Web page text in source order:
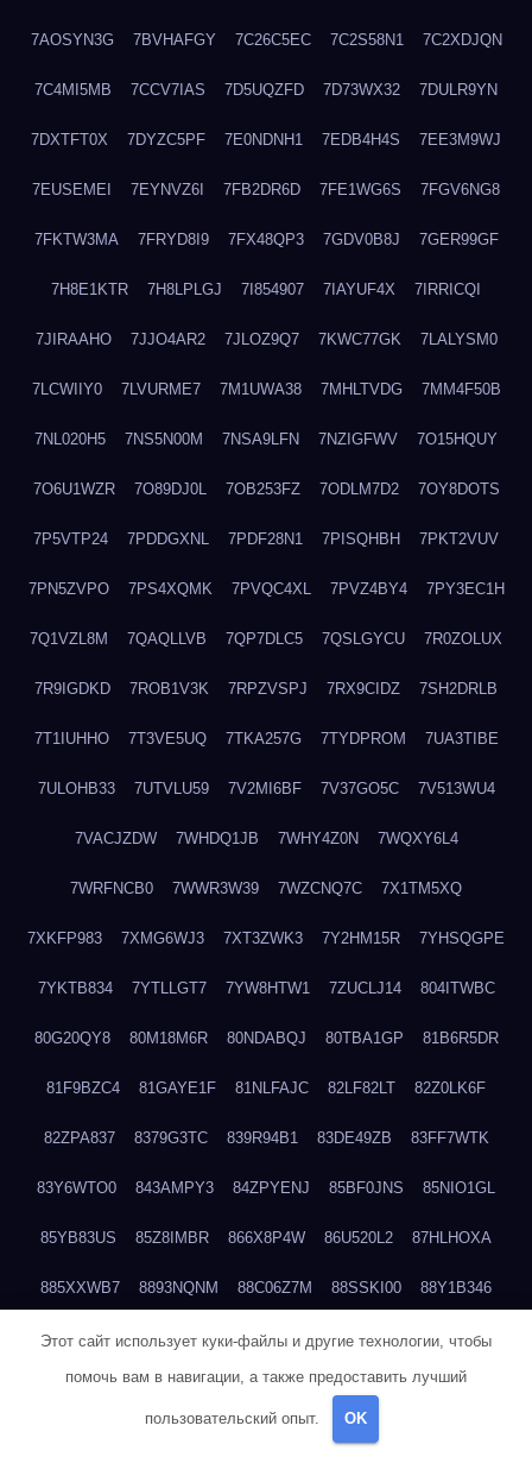
7AOSYN3G 7BVHAFGY 7C26C5EC 7C2S58N1 7C2XDJQN
7C4MI5MB 7CCV7IAS 7D5UQZFD 7D73WX32 7DULR9YN
7DXTFT0X 7DYZC5PF 7E0NDNH1 7EDB4H4S 7EE3M9WJ
7EUSEMEI 7EYNVZ6I 7FB2DR6D 7FE1WG6S 7FGV6NG8
7FKTW3MA 7FRYD8I9 7FX48QP3 7GDV0B8J 7GER99GF
7H8E1KTR 7H8LPLGJ 7I854907 7IAYUF4X 7IRRICQI
7JIRAAHO 7JJO4AR2 7JLOZ9Q7 7KWC77GK 7LALYSM0
7LCWIIY0 7LVURME7 7M1UWA38 7MHLTVDG 7MM4F50B
7NL020H5 7NS5N00M 7NSA9LFN 7NZIGFWV 7O15HQUY
7O6U1WZR 7O89DJ0L 7OB253FZ 7ODLM7D2 7OY8DOTS
7P5VTP24 7PDDGXNL 7PDF28N1 7PISQHBH 7PKT2VUV
7PN5ZVPO 7PS4XQMK 7PVQC4XL 7PVZ4BY4 7PY3EC1H
7Q1VZL8M 7QAQLLVB 7QP7DLC5 7QSLGYCU 7R0ZOLUX
7R9IGDKD 7ROB1V3K 7RPZVSPJ 7RX9CIDZ 7SH2DRLB
7T1IUHHO 7T3VE5UQ 7TKA257G 7TYDPROM 7UA3TIBE
7ULOHB33 7UTVLU59 7V2MI6BF 7V37GO5C 7V513WU4
7VACJZDW 7WHDQ1JB 7WHY4Z0N 7WQXY6L4
7WRFNCB0 7WWR3W39 7WZCNQ7C 7X1TM5XQ
7XKFP983 7XMG6WJ3 7XT3ZWK3 7Y2HM15R 7YHSQGPE
7YKTB834 7YTLLGT7 7YW8HTW1 7ZUCLJ14 804ITWBC
80G20QY8 80M18M6R 80NDABQJ 80TBA1GP 81B6R5DR
81F9BZC4 81GAYE1F 81NLFAJC 82LF82LT 82Z0LK6F
82ZPA837 8379G3TC 839R94B1 83DE49ZB 83FF7WTK
83Y6WTO0 843AMPY3 84ZPYENJ 85BF0JNS 85NIO1GL
85YB83US 85Z8IMBR 866X8P4W 86U520L2 87HLHOXA
885XXWB7 8893NQNM 88C06Z7M 88SSKI00 88Y1B346
88ZYQON6 88ZZ29JA 895NL72T 89WVKQCH 8A6B5EEP
8BBJWQMN 8BJPIIGO 8BSWANL0 8BVB056I 8BZT9YKF
8CEG9O6P
Этот сайт использует куки-файлы и другие технологии, чтобы
помочь вам в навигации, а также предоставить лучший
пользовательский опыт. OK